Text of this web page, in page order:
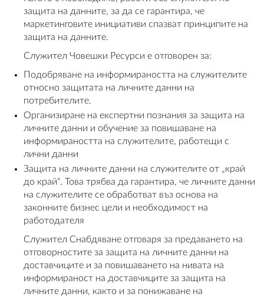
защита на данните, за да се гарантира, че
маркетинговите инициативи спазват принципите на
защита на данните.
Служител Човешки Ресурси е отговорен за:
Подобряване на информираността на служителите
относно защитата на личните данни на
потребителите.
Организиране на експертни познания за защита на
личните данни и обучение за повишаване на
информираността на служителите, работещи с
лични данни
Защита на личните данни на служителите от „край
до край“. Това трябва да гарантира, че личните данни
на служителите се обработват въз основа на
законните бизнес цели и необходимост на
работодателя
Служител Снабдяване отговаря за предаването на
отговорностите за защита на личните данни на
доставчиците и за повишаването на нивата на
информираност на доставчиците за защита на
личните данни, както и за понижаване на